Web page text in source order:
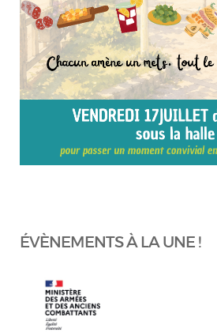
ÉVÈNEMENTS À LA UNE !